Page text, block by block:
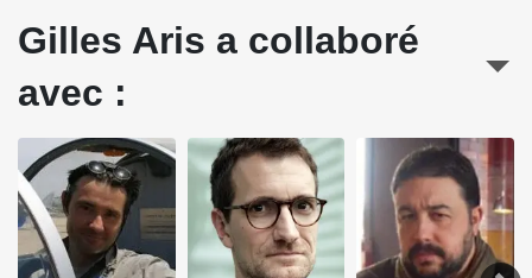
Gilles Aris a collaboré
avec :